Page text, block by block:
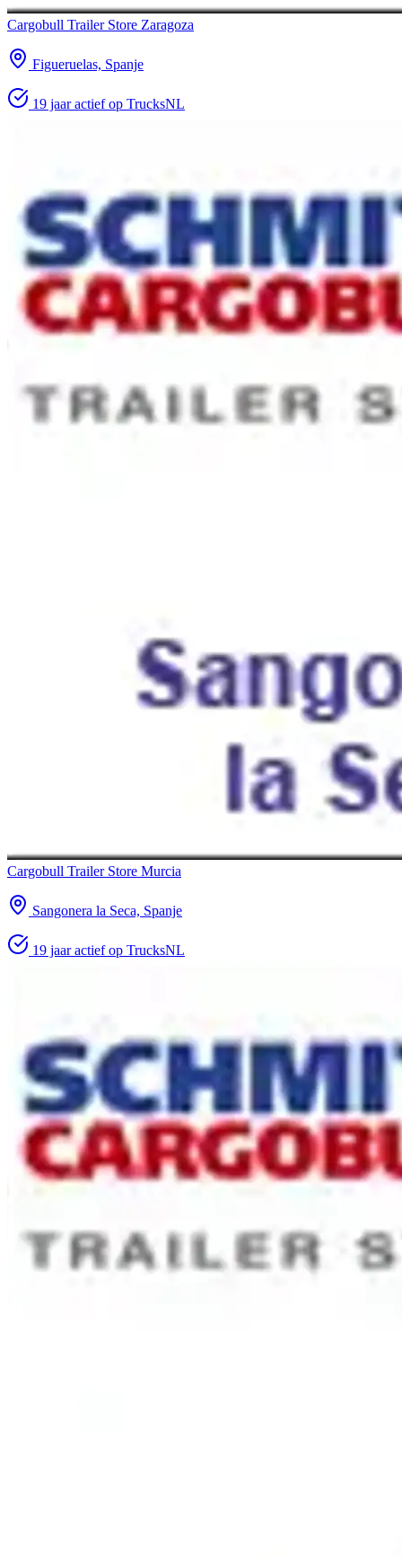
Cargobull Trailer Store Zaragoza
Figueruelas, Spanje
19 jaar actief op TrucksNL
Cargobull Trailer Store Murcia
Sangonera la Seca, Spanje
19 jaar actief op TrucksNL